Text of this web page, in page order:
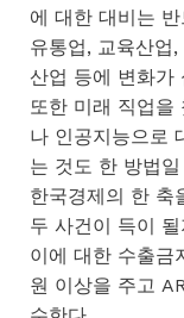
에 대한 대비는
유통업, 교육산업
산업 등에 변화가
또한 미래 직업을
나 인공지능으로
는 것도 한 방법
한국경제의 한 축
두 사건이 득이
이에 대한 수출금
원 이상을 주고